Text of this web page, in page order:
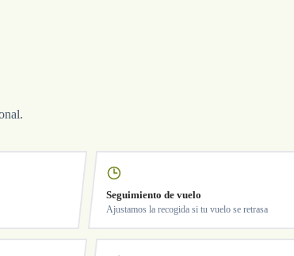
Seguimiento de vuelo
Ajustamos la recogida si tu vuelo se retrasa